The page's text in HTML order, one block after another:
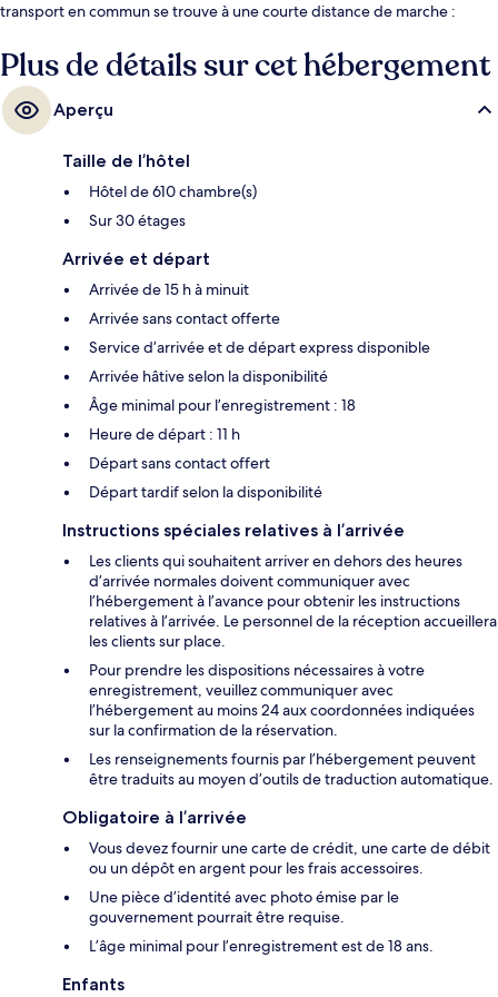
transport en commun se trouve à une courte distance de marche :
13 minutes.
Plus de détails sur cet hébergement
Aperçu
Taille de l’hôtel
Hôtel de 610 chambre(s)
Sur 30 étages
Arrivée et départ
Arrivée de 15 h à minuit
Arrivée sans contact offerte
Service d’arrivée et de départ express disponible
Arrivée hâtive selon la disponibilité
Âge minimal pour l’enregistrement : 18
Heure de départ : 11 h
Départ sans contact offert
Départ tardif selon la disponibilité
Instructions spéciales relatives à l’arrivée
Les clients qui souhaitent arriver en dehors des heures
d’arrivée normales doivent communiquer avec
l’hébergement à l’avance pour obtenir les instructions
relatives à l’arrivée. Le personnel de la réception accueillera
les clients sur place.
Pour prendre les dispositions nécessaires à votre
enregistrement, veuillez communiquer avec
l’hébergement au moins 24 aux coordonnées indiquées
sur la confirmation de la réservation.
Les renseignements fournis par l’hébergement peuvent
être traduits au moyen d’outils de traduction automatique.
Obligatoire à l’arrivée
Vous devez fournir une carte de crédit, une carte de débit
ou un dépôt en argent pour les frais accessoires.
Une pièce d’identité avec photo émise par le
gouvernement pourrait être requise.
L’âge minimal pour l’enregistrement est de 18 ans.
Enfants